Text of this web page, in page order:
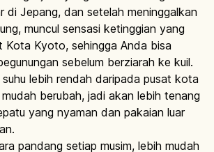
di Jepang, dan setelah meninggalkan
muncul sensasi ketinggian yang
Kota Kyoto, sehingga Anda bisa
sebelum berziarah ke kuil.
suhu lebih rendah daripada pusat kota
berubah, jadi akan lebih tenang
yang nyaman dan pakaian luar
pandang setiap musim, lebih mudah